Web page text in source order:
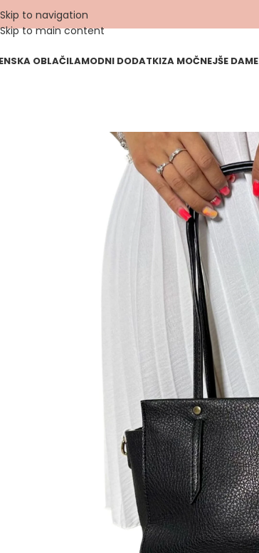
Skip to navigation
Skip to main content
OBLAČILAMODNI DODATKIZA MOČNEJŠE DAME